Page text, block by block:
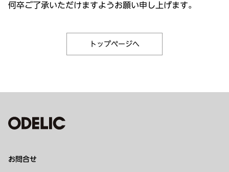
何卒ご了承いただけますようお願い申し上げます。
トップページへ
お問合せ